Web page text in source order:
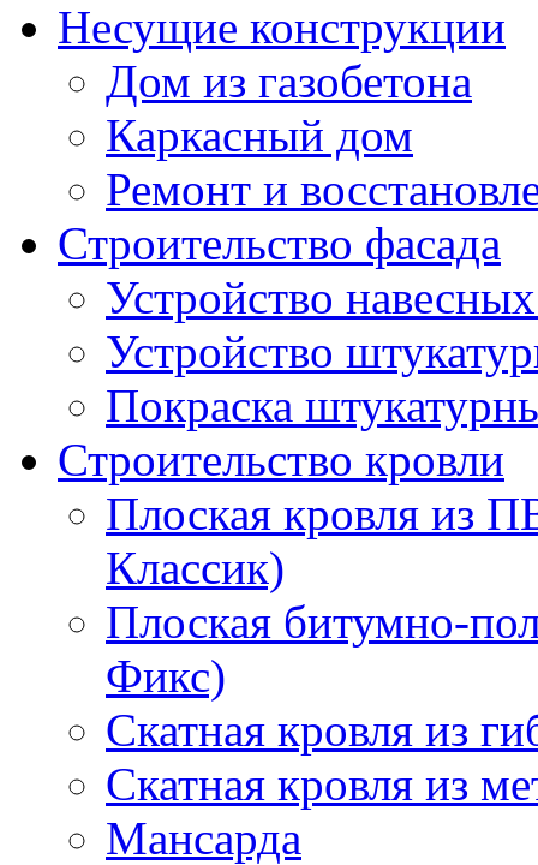
Несущие конструкции
Дом из газобетона
Каркасный дом
Ремонт и
Строительство фасада
Устройство
Устройство
Покраска
Строительство кровли
Плоская кровля из
Классик)
Плоская битумно-
Фикс)
Скатная кровля из
Скатная кровля из
Мансарда